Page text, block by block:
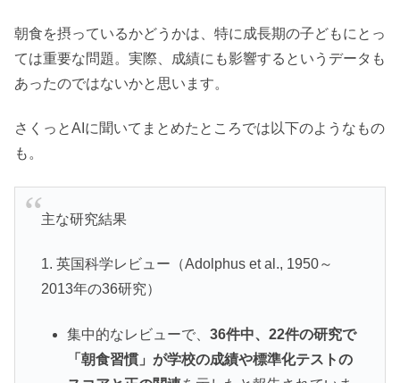
朝食を摂っているかどうかは、特に成長期の子どもにとっ
ては重要な問題。実際、成績にも影響するというデータも
あったのではないかと思います。
さくっとAIに聞いてまとめたところでは以下のようなもの
も。
主な研究結果
1. 英国科学レビュー（Adolphus et al., 1950～
2013年の36研究）
集中的なレビューで、 36件中、22件の研究で
「朝食習慣」が学校の成績や標準化テストの